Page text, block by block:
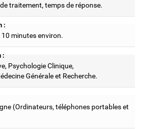
traitement, temps de réponse.
:
minutes environ.
:
Psychologie Clinique,
Générale et Recherche.
(Ordinateurs, téléphones portables et